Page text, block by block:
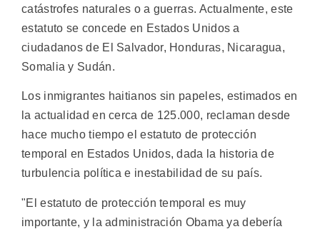
catástrofes naturales o a guerras. Actualmente, este
estatuto se concede en Estados Unidos a
ciudadanos de El Salvador, Honduras, Nicaragua,
Somalia y Sudán.
Los inmigrantes haitianos sin papeles, estimados en
la actualidad en cerca de 125.000, reclaman desde
hace mucho tiempo el estatuto de protección
temporal en Estados Unidos, dada la historia de
turbulencia política e inestabilidad de su país.
"El estatuto de protección temporal es muy
importante, y la administración Obama ya debería